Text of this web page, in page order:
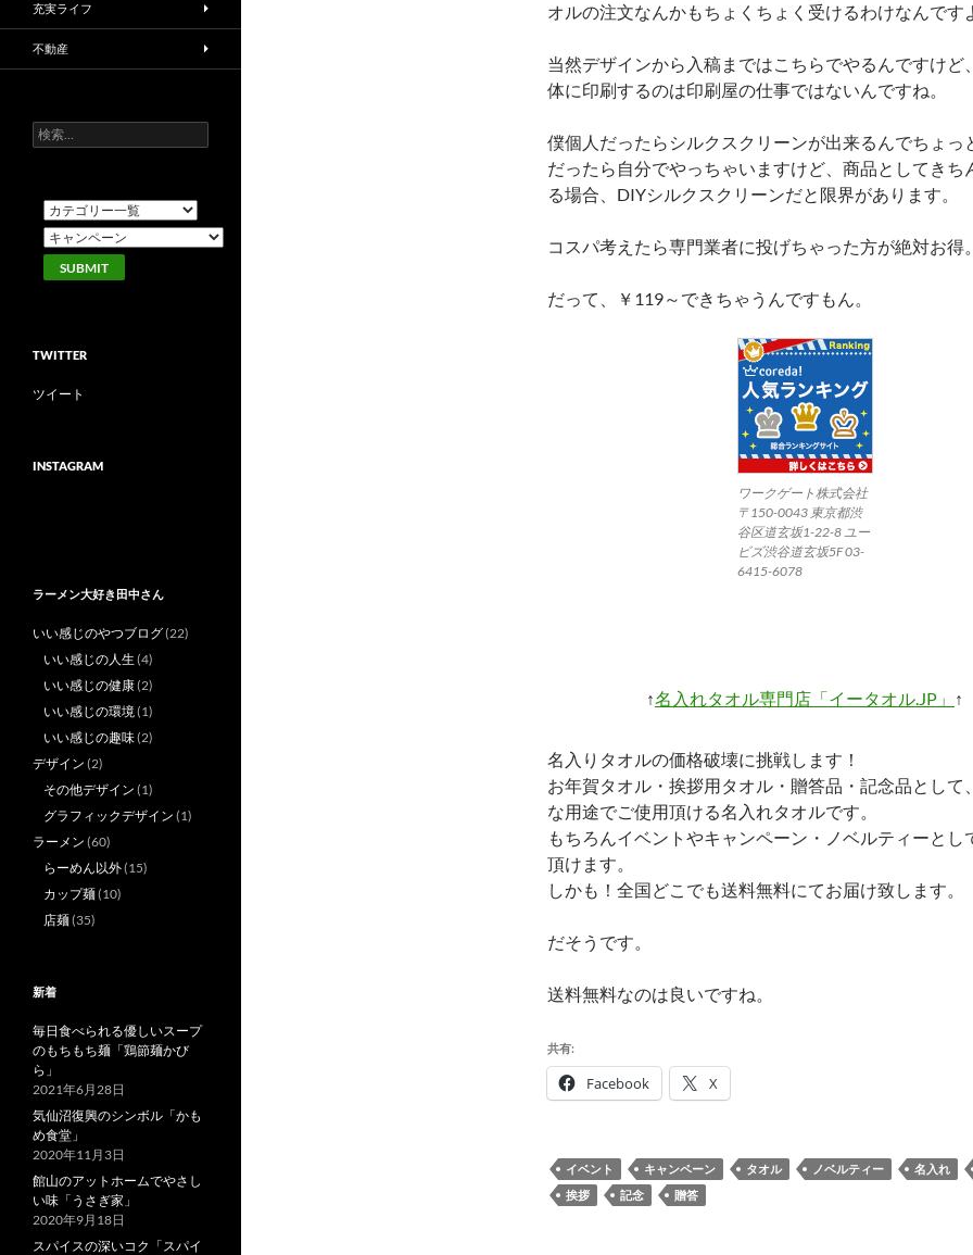
オルの注文なんかもちょくちょく受けるわけなんです
当然デザインから入稿まではこちらでやるんですけど
体に印刷するのは印刷屋の仕事ではないんですね。
僕個人だったらシルクスクリーンが出来るんでちょっ
だったら自分でやっちゃいますけど、商品としてきち
る場合、DIYシルクスクリーンだと限界があります。
コスパ考えたら専門業者に投げちゃった方が絶対お得
だって、￥119～できちゃうんですもん。
ワークゲート株式会社
〒150-0043 東京都渋
谷区道玄坂1-22-8 ユー
ビズ渋谷道玄坂5F 03-
6415-6078
↑名入れタオル専門店「イータオル.JP」 ↑
名入りタオルの価格破壊に挑戦します！
お年賀タオル・挨拶用タオル・贈答品・記念品として
な用途でご使用頂ける名入れタオルです。
もちろんイベントやキャンペーン・ノベルティーとし
頂けます。
しかも！全国どこでも送料無料にてお届け致します。
だそうです。
送料無料なのは良いですね。
共有:
Facebook X
イベント キャンペーン タオル ノベルティー
名入れ
挨拶
記念 贈答
充実ライフ
不動産
検
索:
TWITTER
ツイート
INSTAGRAM
ラーメン大好き田中さん
いい感じのやつブログ(22)
いい感じの人生 (4)
いい感じの健康(2)
いい感じの環境(1)
いい感じの趣味(2)
デザイン (2)
その他デザイン (1)
グラフィックデザイン (1)
ラーメン (60)
らーめん以外(15)
カップ麺(10)
店麺(35)
新着
毎日食べられる優しいスープ
のもちもち麺「鶏節麺かび
ら」
2021年6月28日
気仙沼復興のシンボル「かも
め食堂」
2020年11月3日
館山のアットホームでやさし
い味「うさぎ家」
2020年9月18日
スパイスの深いコク「スパイ